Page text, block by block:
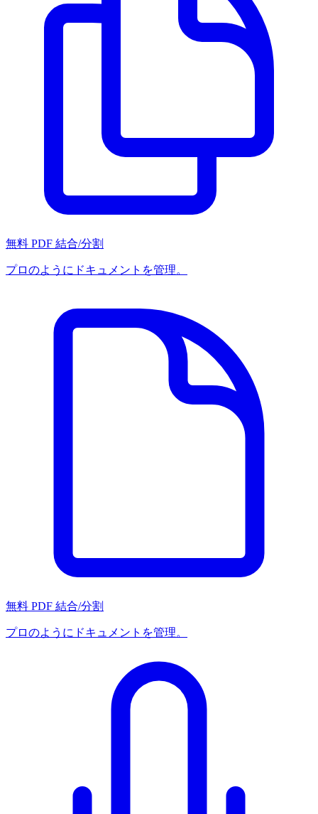
無料 PDF 結合/分割
プロのようにドキュメントを管理。
無料 PDF 結合/分割
プロのようにドキュメントを管理。